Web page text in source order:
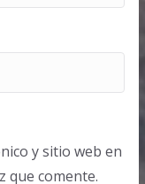
y sitio web en
que comente.